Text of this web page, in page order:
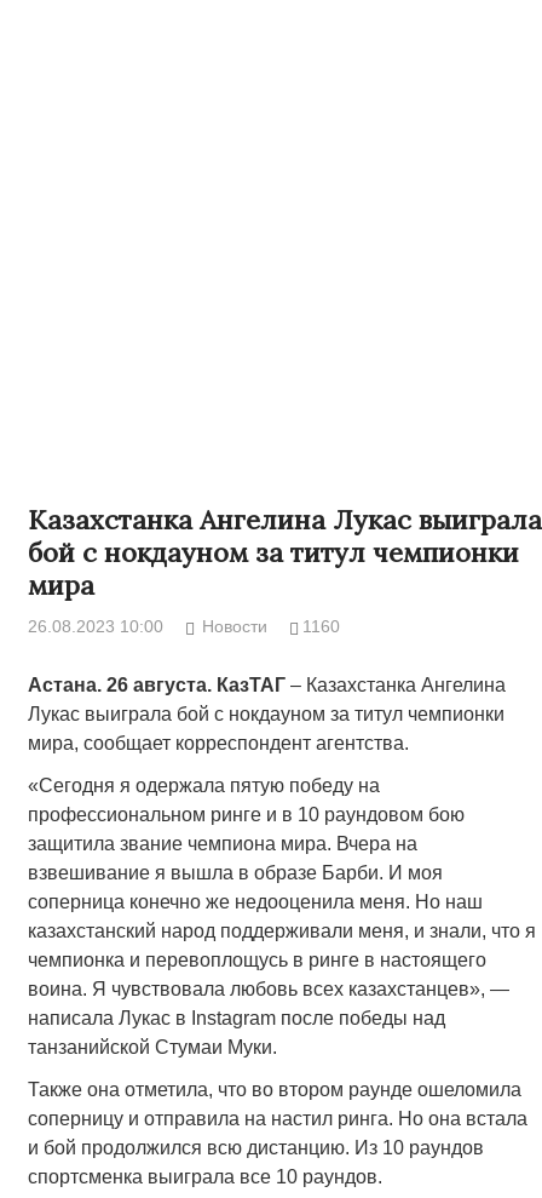
Казахстанка Ангелина Лукас выиграла
бой c нокдауном за титул чемпионки
мира
26.08.2023 10:00 Новости 1160
Астана. 26 августа. КазТАГ– Казахстанка Ангелина
Лукас выиграла бой c нокдауном за титул чемпионки
мира, сообщает корреспондент агентства.
«Сегодня я одержала пятую победу на
профессиональном ринге и в 10 раундовом бою
защитила звание чемпиона мира. Вчера на
взвешивание я вышла в образе Барби. И моя
соперница конечно же недооценила меня. Но наш
казахстанский народ поддерживали меня, и знали, что я
чемпионка и перевоплощусь в ринге в настоящего
воина. Я чувствовала любовь всех казахстанцев», —
написала Лукас в Instagram после победы над
танзанийской Стумаи Муки.
Также она отметила, что во втором раунде ошеломила
соперницу и отправила на настил ринга. Но она встала
и бой продолжился всю дистанцию. Из 10 раундов
спортсменка выиграла все 10 раундов.